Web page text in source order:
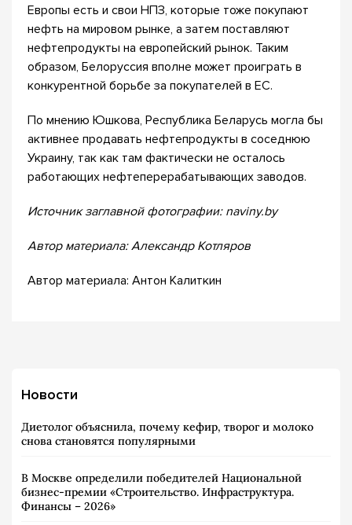
Европы есть и свои НПЗ, которые тоже покупают
нефть на мировом рынке, а затем поставляют
нефтепродукты на европейский рынок. Таким
образом, Белоруссия вполне может проиграть в
конкурентной борьбе за покупателей в ЕС.
По мнению Юшкова, Республика Беларусь могла бы
активнее продавать нефтепродукты в соседнюю
Украину, так как там фактически не осталось
работающих нефтеперерабатывающих заводов.
Источник заглавной фотографии: naviny.by
Автор материала: Александр Котляров
Автор материала: Антон Калиткин
Новости
Диетолог объяснила, почему кефир, творог и молоко
снова становятся популярными
В Москве определили победителей Национальной
бизнес-премии «Строительство. Инфраструктура.
Финансы – 2026»